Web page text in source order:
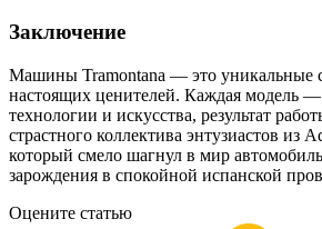
Заключение
Машины Tramontana — это уникальные
настоящих ценителей. Каждая модель —
технологии и искусства, результат
страстного коллектива энтузиастов из
который смело шагнул в мир
зарождения в спокойной испанской
Оцените статью